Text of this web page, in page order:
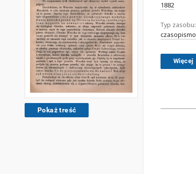
Pokaż treść
1882
Typ zasobu:
czasopismo
Więcej